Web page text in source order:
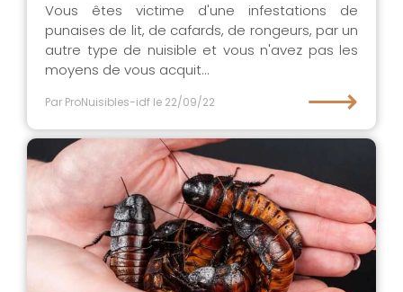
Vous êtes victime d'une infestations de
punaises de lit, de cafards, de rongeurs, par un
autre type de nuisible et vous n'avez pas les
moyens de vous acquit...
Par ProNuisibles-idf le 22/09/22 ⟶